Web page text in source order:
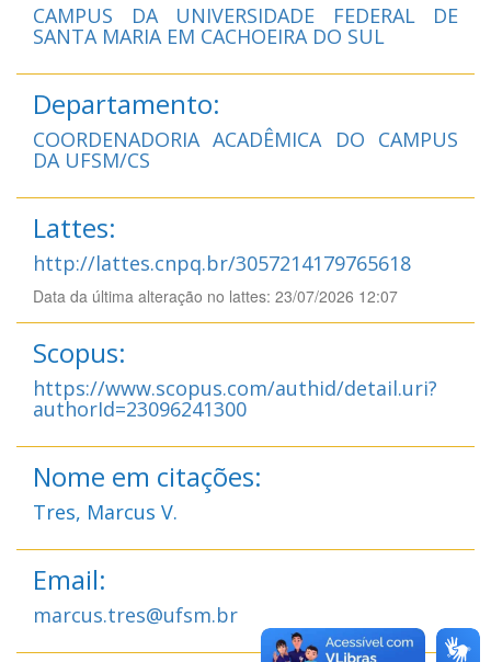
CAMPUS DA UNIVERSIDADE FEDERAL DE
SANTA MARIA EM CACHOEIRA DO SUL
Departamento:
COORDENADORIA ACADÊMICA DO CAMPUS
DA UFSM/CS
Lattes:
http://lattes.cnpq.br/3057214179765618
Data da última alteração no lattes: 23/07/2026 12:07
Scopus:
https://www.scopus.com/authid/detail.uri?
authorId=23096241300
Nome em citações:
Tres, Marcus V.
Email:
marcus.tres@ufsm.br